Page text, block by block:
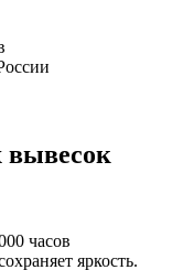
часов
яркость.